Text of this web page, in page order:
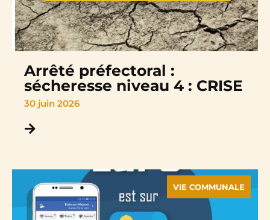
Arrêté préfectoral :
sécheresse niveau 4 : CRISE
30 juin 2026
VIE COMMUNALE